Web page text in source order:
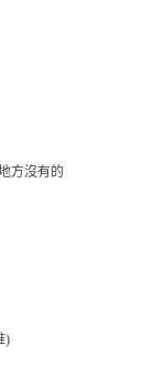
方沒有的
)